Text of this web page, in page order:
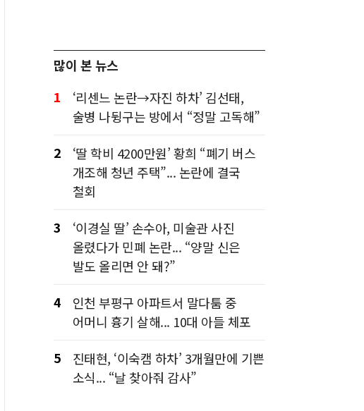
많이 본 뉴스
1
‘리센느 논란→자진 하차’ 김선태,
술병 나뒹구는 방에서 “정말 고독해”
2
‘딸 학비 4200만원’ 황희 “폐기 버스
개조해 청년 주택”... 논란에 결국
철회
3
‘이경실 딸’ 손수아, 미술관 사진
올렸다가 민폐 논란... “양말 신은
발도 올리면 안 돼?”
4
인천 부평구 아파트서 말다툼 중
어머니 흉기 살해... 10대 아들 체포
5
진태현, ‘이숙캠 하차’ 3개월만에 기쁜
소식... “날 찾아줘 감사”